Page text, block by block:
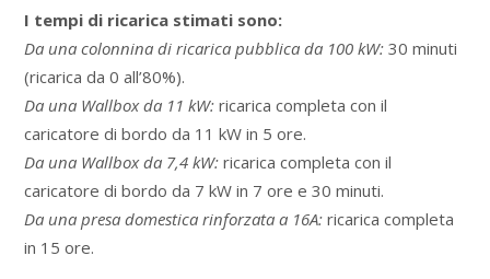
I tempi di ricarica stimati sono:
Da una colonnina di ricarica pubblica da 100 kW:30 minuti
(ricarica da 0 all’80%).
Da una Wallbox da 11 kW:ricarica completa con il
caricatore di bordo da 11 kW in 5 ore.
Da una Wallbox da 7,4 kW:ricarica completa con il
caricatore di bordo da 7 kW in 7 ore e 30 minuti.
Da una presa domestica rinforzata a 16A:ricarica completa
in 15 ore.